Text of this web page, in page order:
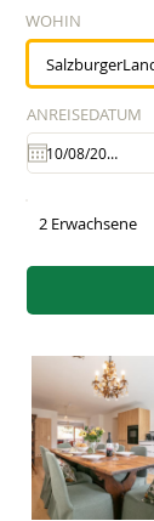
WOHIN
ANREISEDATUM
2 Erwachsene